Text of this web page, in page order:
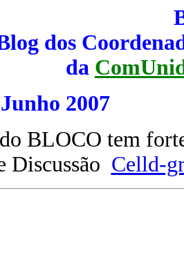
dos
da
Junho
BLOCO tem
Discussão Celld-